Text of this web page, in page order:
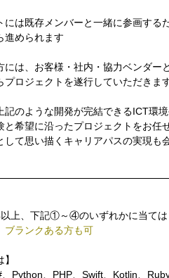
には既存メンバーと一緒に参画する
進められます
には、お客様・社内・協力ベンダーと
プロジェクトを遂行していただきま
記のような開発が完結できるICT環
と希望に沿ったプロジェクトをお任
して思い描くキャリアパスの実現も
上、下記①～④のいずれかに当ては
ランクある方も可
Python、PHP、Swift、Kotlin、